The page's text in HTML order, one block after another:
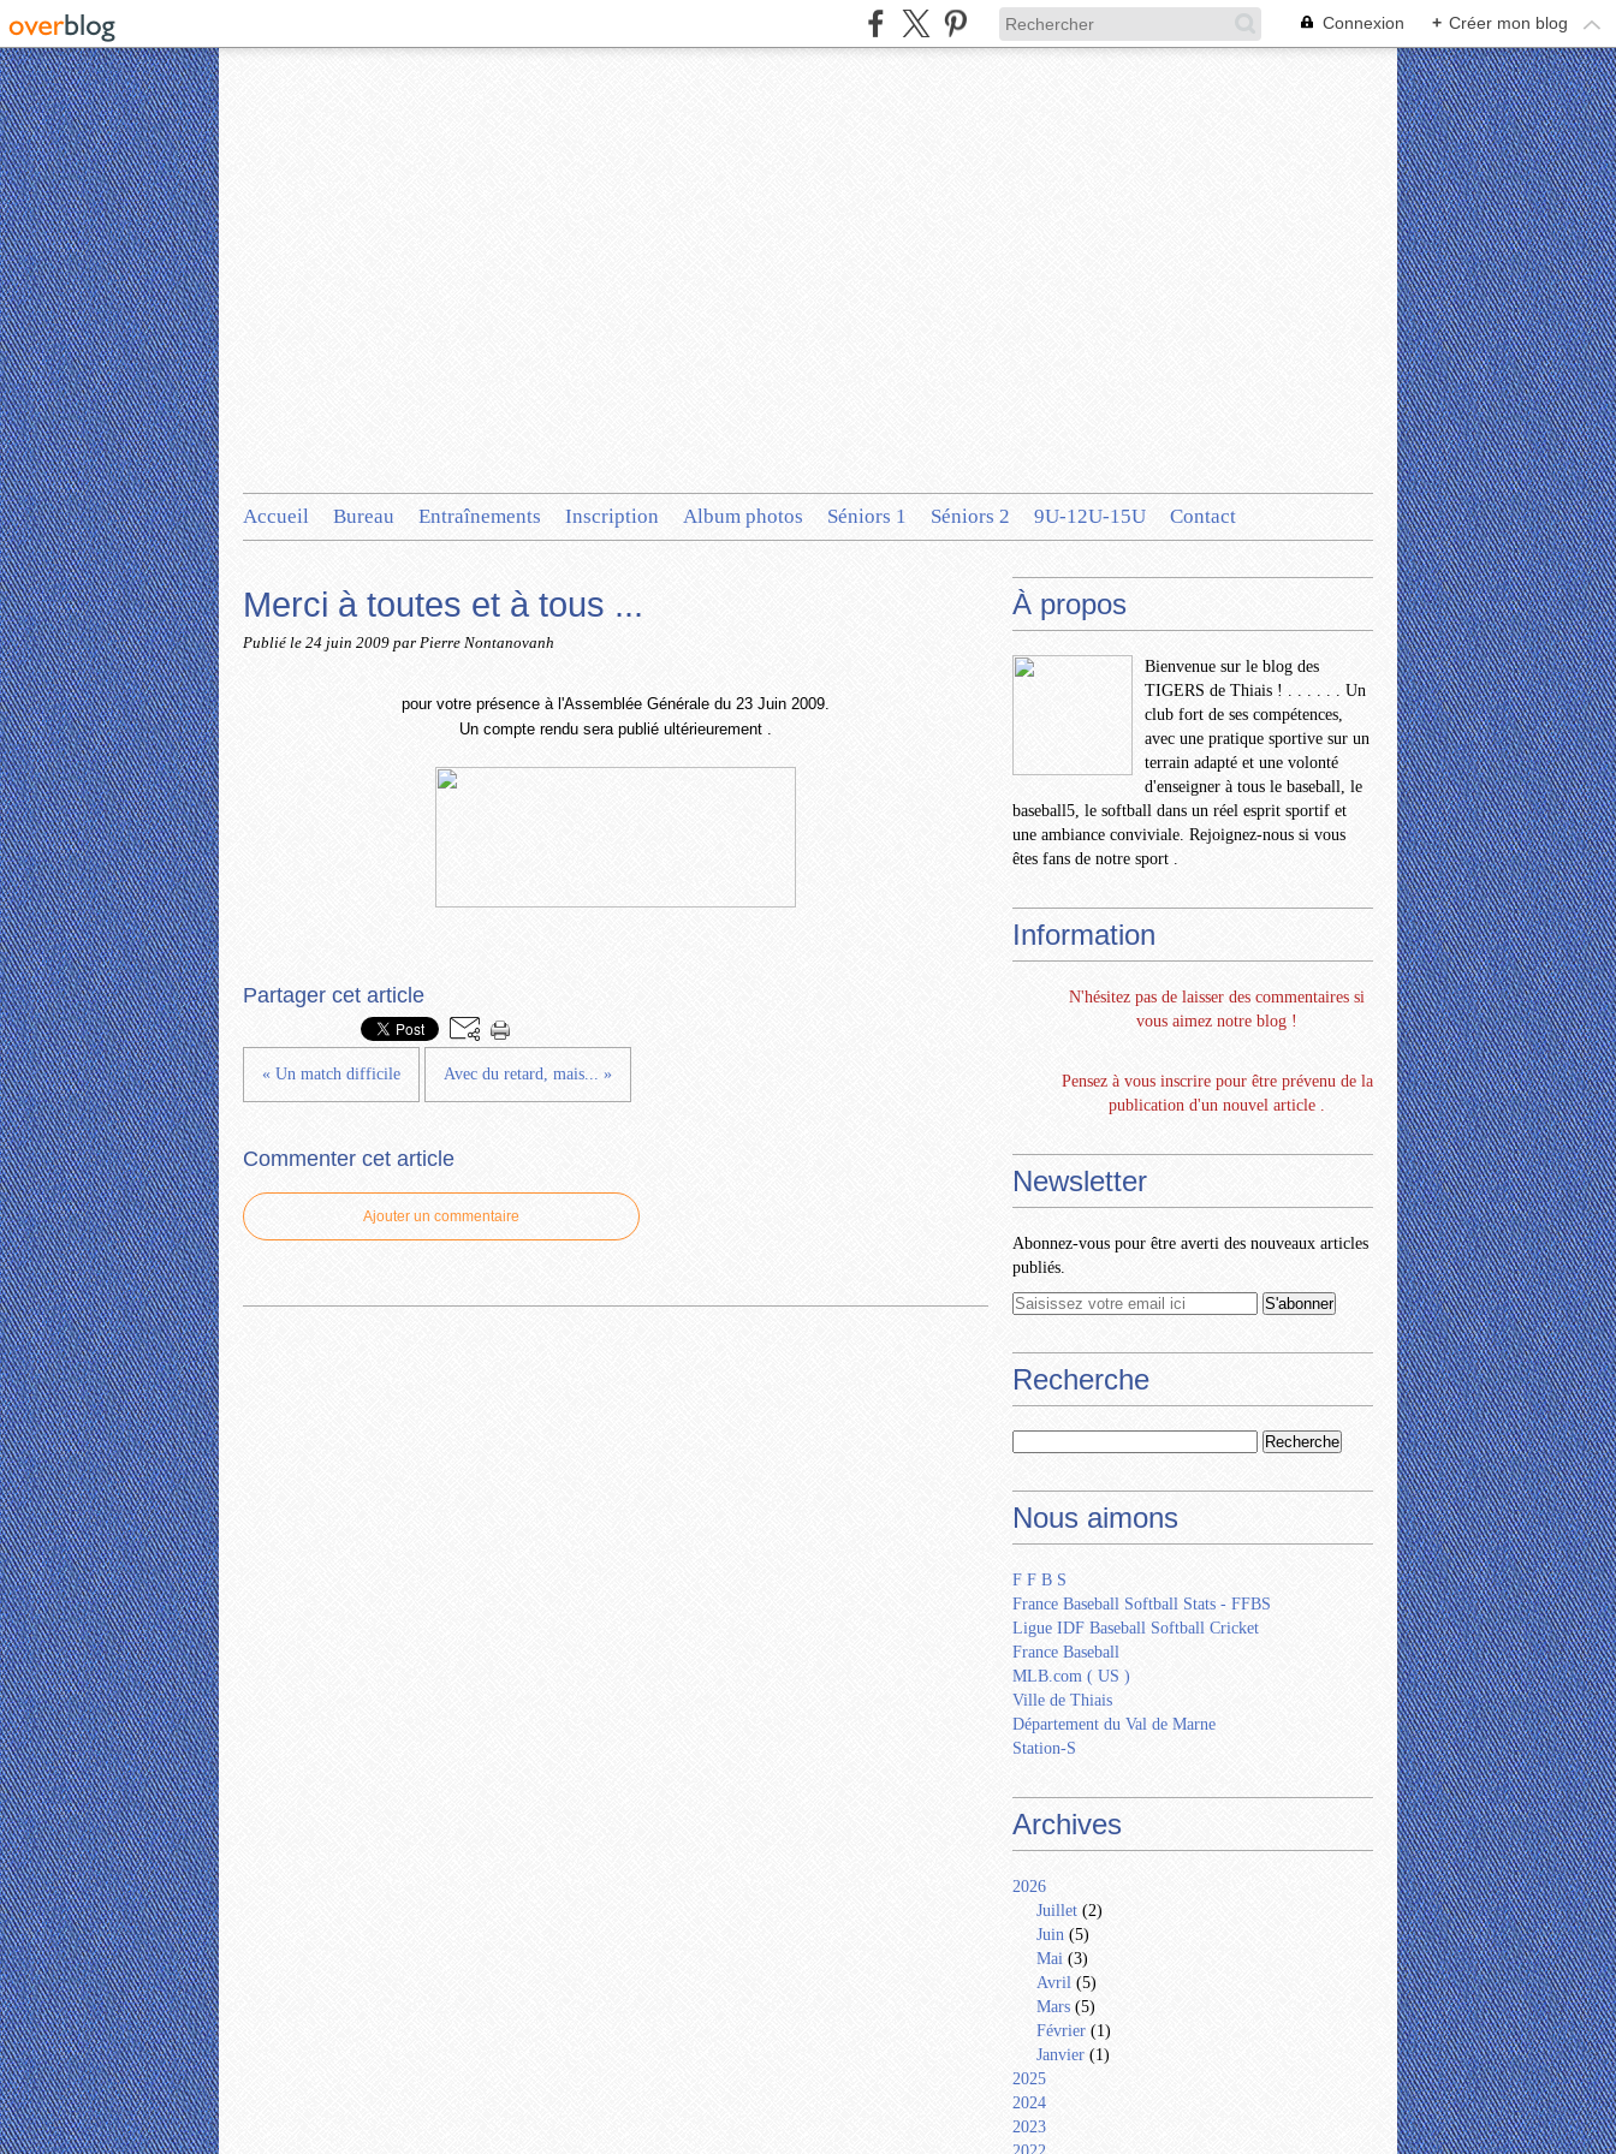
Connexion + Créer mon blog
Accueil Bureau Entraînements Inscription Album photos Séniors 1 Séniors 2 9U-12U-15U Contact
Merci à toutes et à tous ...
Publié le 24 juin 2009 par Pierre Nontanovanh
pour votre présence à l'Assemblée Générale du 23 Juin 2009.
Un compte rendu sera publié ultérieurement .
Partager cet article
« Un match difficile Avec du retard, mais... »
Commenter cet article
Ajouter un commentaire
À propos
Bienvenue sur le blog des
TIGERS de Thiais ! . . . . . . Un
club fort de ses compétences,
avec une pratique sportive sur un
terrain adapté et une volonté
d'enseigner à tous le baseball, le
baseball5, le softball dans un réel esprit sportif et
une ambiance conviviale. Rejoignez-nous si vous
êtes fans de notre sport .
Information
N'hésitez pas de laisser des commentaires si
vous aimez notre blog !
Pensez à vous inscrire pour être prévenu de la
publication d'un nouvel article .
Newsletter
Abonnez-vous pour être averti des nouveaux articles
publiés.
Recherche
Nous aimons
F F B S
France Baseball Softball Stats - FFBS
Ligue IDF Baseball Softball Cricket
France Baseball
MLB.com ( US )
Ville de Thiais
Département du Val de Marne
Station-S
Archives
2026
Juillet (2)
Juin (5)
Mai (3)
Avril (5)
Mars (5)
Février (1)
Janvier (1)
2025
2024
2023